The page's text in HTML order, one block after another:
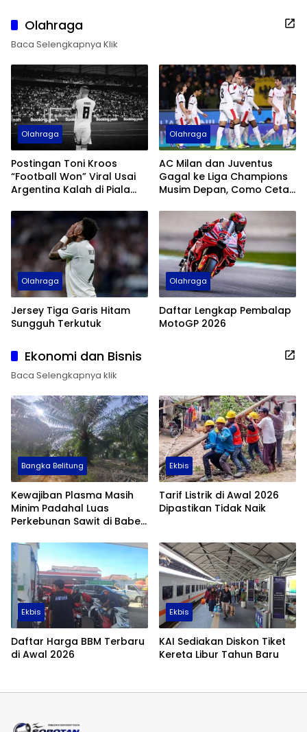
Olahraga
Baca Selengkapnya Klik
Olahraga
Postingan Toni Kroos
“Football Won” Viral Usai
Argentina Kalah di Piala
Olahraga
AC Milan dan Juventus
Gagal ke Liga Champions
Musim Depan, Como Cetak
Olahraga
Jersey Tiga Garis Hitam
Sungguh Terkutuk
Olahraga
Daftar Lengkap Pembalap
MotoGP 2026
Ekonomi dan Bisnis
Baca Selengkapnya klik
Bangka Belitung
Kewajiban Plasma Masih
Minim Padahal Luas
Perkebunan Sawit di Babel
Ekbis
Tarif Listrik di Awal 2026
Dipastikan Tidak Naik
Ekbis
Daftar Harga BBM Terbaru
di Awal 2026
Ekbis
KAI Sediakan Diskon Tiket
Kereta Libur Tahun Baru